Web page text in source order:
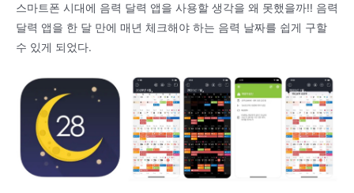
스마트폰 시대에 음력 달력 앱을 사용할 생각을 왜 못했을까!! 음력
달력 앱을 한 달 만에 매년 체크해야 하는 음력 날짜를 쉽게 구할
수 있게 되었다.